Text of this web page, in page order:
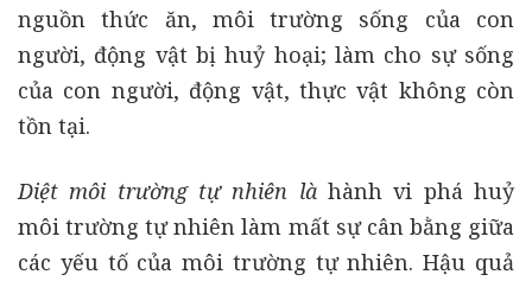
nguồn thức ăn, môi trường sống của con
người, động vật bị huỷ hoại; làm cho sự sống
của con người, động vật, thực vật không còn
tồn tại.
Diệt môi trường tự nhiên là hành vi phá huỷ
môi trường tự nhiên làm mất sự cân bằng giữa
các yếu tố của môi trường tự nhiên. Hậu quả